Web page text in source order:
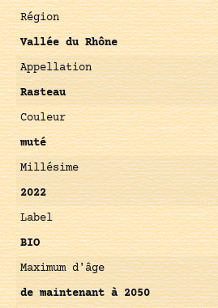
Région
Vallée du Rhône
Appellation
Rasteau
Couleur
muté
Millésime
2022
Label
BIO
Maximum d'âge
de maintenant à 2050